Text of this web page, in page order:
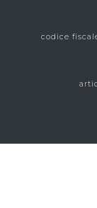
codice